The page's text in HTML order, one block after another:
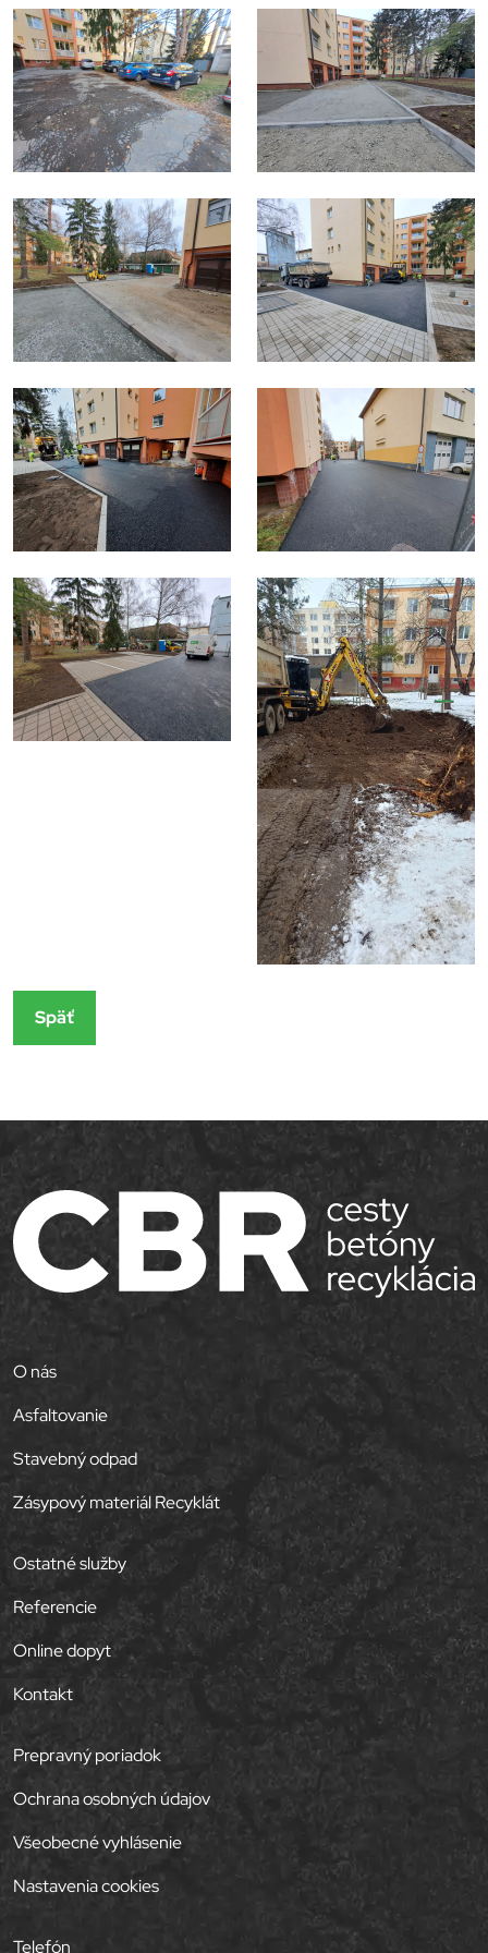
Späť
O nás
Asfaltovanie
Stavebný odpad
Zásypový materiál Recyklát
Ostatné služby
Referencie
Online dopyt
Kontakt
Prepravný poriadok
Ochrana osobných údajov
Všeobecné vyhlásenie
Nastavenia cookies
Telefón